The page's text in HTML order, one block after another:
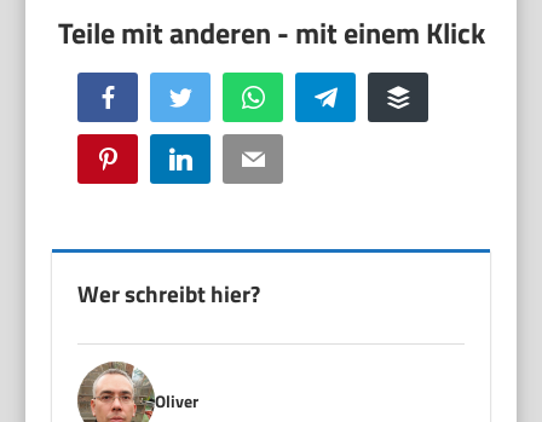
Facebook Twitter WhatsApp Telegram Buffer
Pinterest LinkedIn Email
Wer schreibt hier?
Oliver